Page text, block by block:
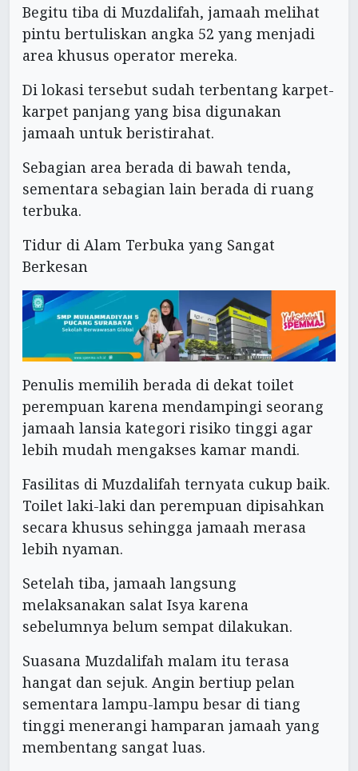
Begitu tiba di Muzdalifah, jamaah melihat
pintu bertuliskan angka 52 yang menjadi
area khusus operator mereka.
Di lokasi tersebut sudah terbentang karpet-
karpet panjang yang bisa digunakan
jamaah untuk beristirahat.
Sebagian area berada di bawah tenda,
sementara sebagian lain berada di ruang
terbuka.
Tidur di Alam Terbuka yang Sangat
Berkesan
Penulis memilih berada di dekat toilet
perempuan karena mendampingi seorang
jamaah lansia kategori risiko tinggi agar
lebih mudah mengakses kamar mandi.
Fasilitas di Muzdalifah ternyata cukup baik.
Toilet laki-laki dan perempuan dipisahkan
secara khusus sehingga jamaah merasa
lebih nyaman.
Setelah tiba, jamaah langsung
melaksanakan salat Isya karena
sebelumnya belum sempat dilakukan.
Suasana Muzdalifah malam itu terasa
hangat dan sejuk. Angin bertiup pelan
sementara lampu-lampu besar di tiang
tinggi menerangi hamparan jamaah yang
membentang sangat luas.